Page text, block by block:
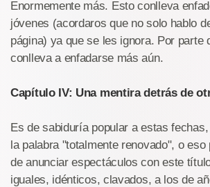
Enormemente más. Esto conlleva
jóvenes (acordaros que no solo hablo
página) ya que se les ignora. Por parte
conlleva a enfadarse más aún.
Capítulo IV: Una mentira detrás de
Es de sabiduría popular a estas
la palabra "totalmente renovado", o eso
de anunciar espectáculos con este
iguales, idénticos, clavados, a los de